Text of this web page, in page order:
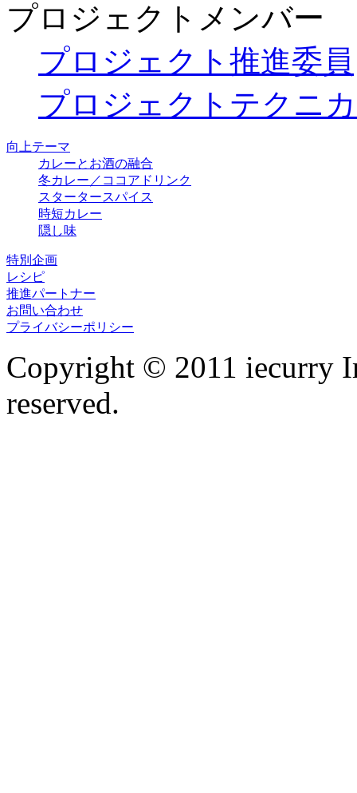
プロジェクトメンバー
プロジェクト推進委員
プロジェクトテクニ
向上テーマ
カレーとお酒の融合
冬カレー／ココアドリンク
スタータースパイス
時短カレー
隠し味
特別企画
レシピ
推進パートナー
お問い合わせ
プライバシーポリシー
Copyright © 2011 iecurry
reserved.